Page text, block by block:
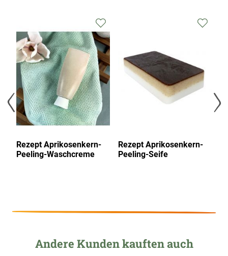
Wunschliste
hinzufügen
Rezept Aprikosenkern-
Peeling-Waschcreme
Wunschliste
hinzufügen
Rezept Aprikosenkern-
Peeling-Seife
Andere Kunden kauften auch